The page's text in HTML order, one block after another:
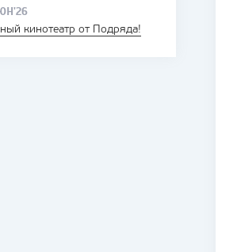
кинотеатр от Подряда!